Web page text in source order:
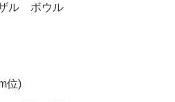
ル ボウル
位)